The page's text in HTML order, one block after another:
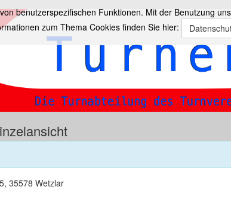
benutzerspezifischen Funktionen. Mit der Benutzung
zum Thema Cookies finden Sie hier:
35578 Wetzlar